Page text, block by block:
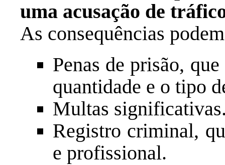
uma acusação de
As consequências
Penas de prisão,
quantidade e o tipo
Multas
Registro criminal,
e profissional.